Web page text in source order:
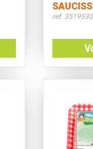
ref.